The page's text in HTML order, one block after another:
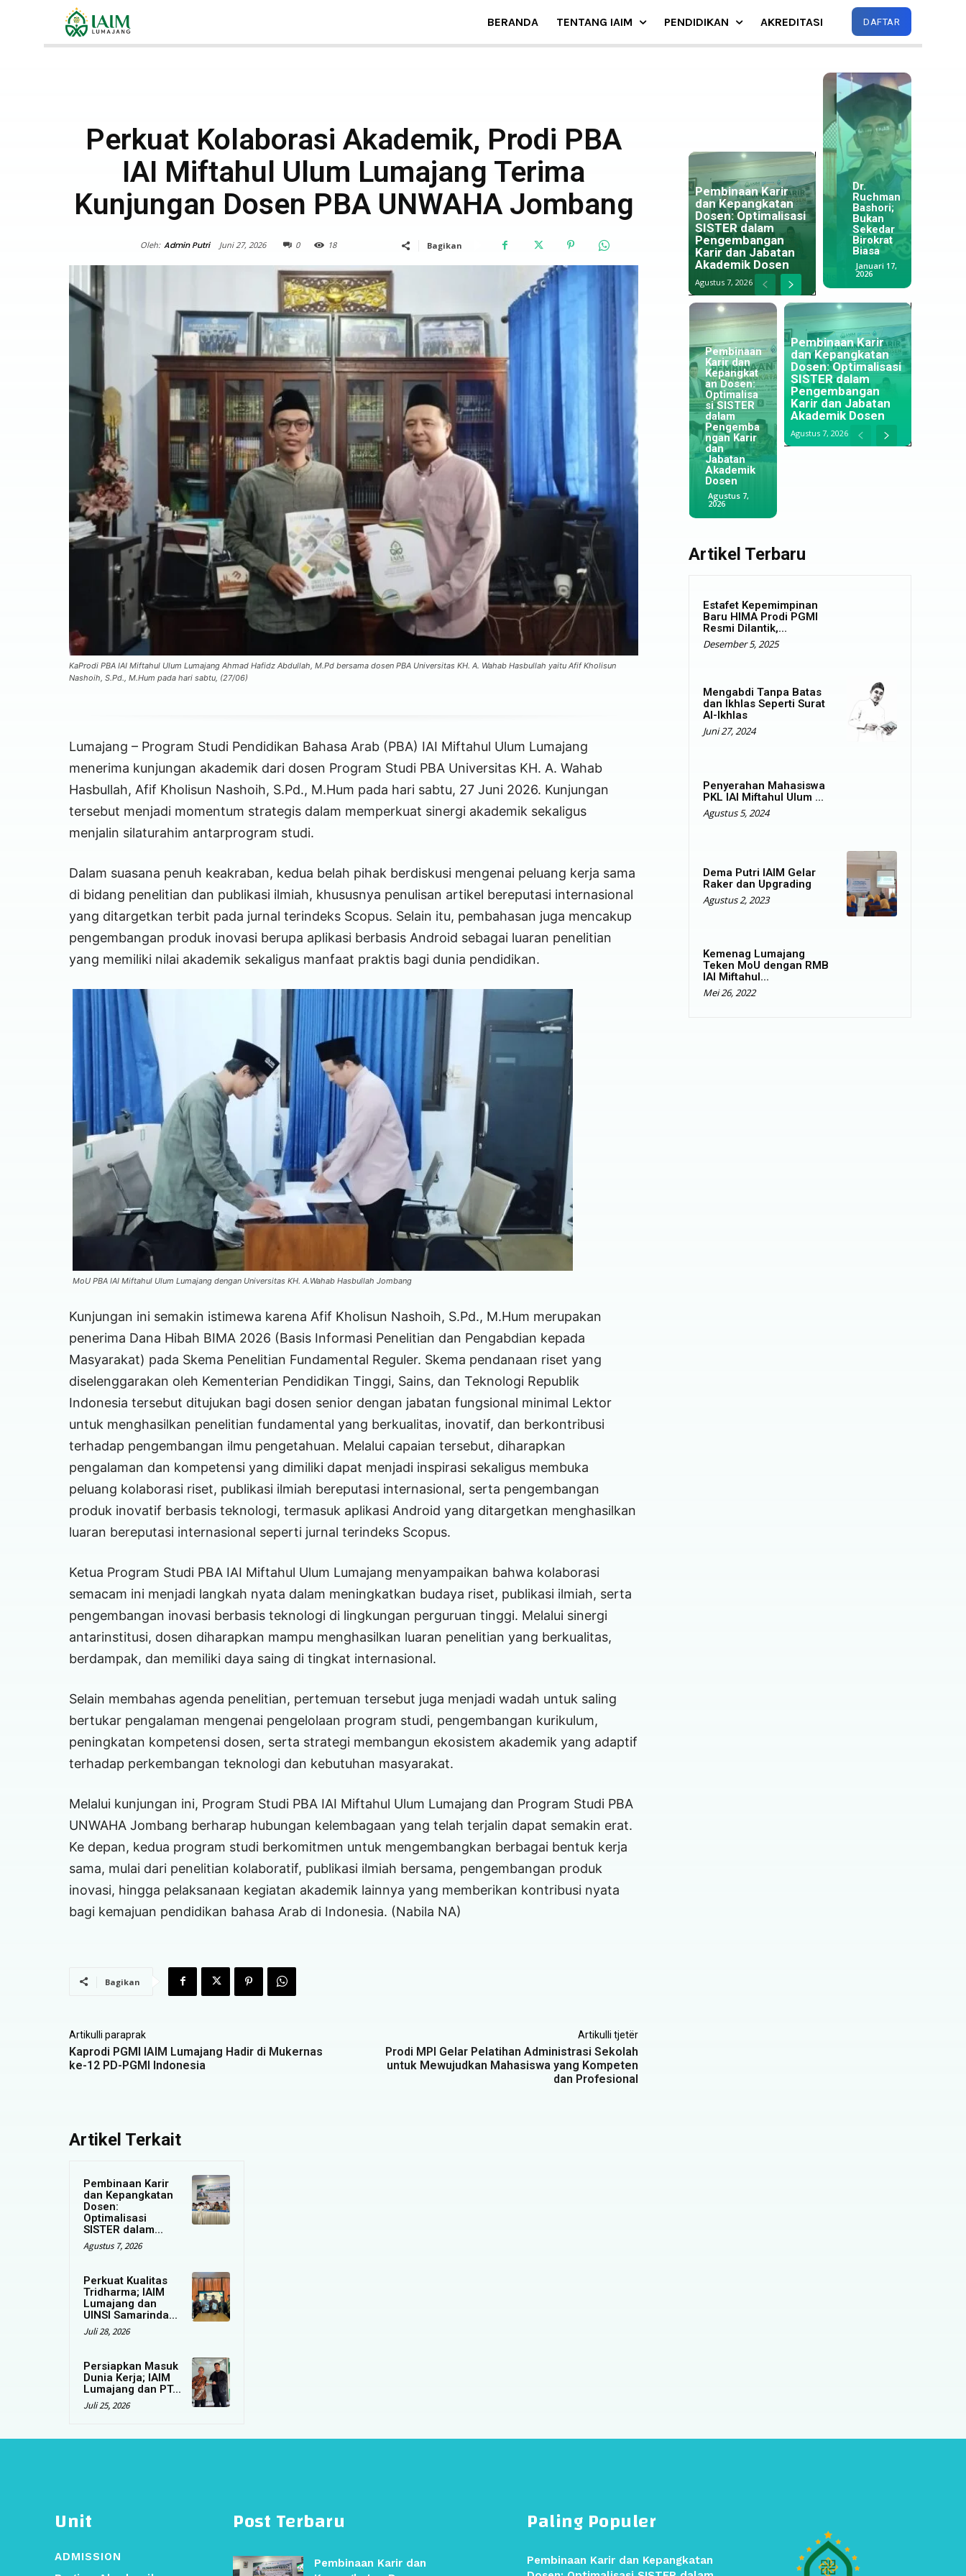
BERANDA TENTANG IAIM PENDIDIKAN AKREDITASI DAFTAR
Perkuat Kolaborasi Akademik, Prodi PBA
IAI Miftahul Ulum Lumajang Terima
Kunjungan Dosen PBA UNWAHA Jombang
Oleh: Admin Putri Juni 27, 2026 0 18 Bagikan
KaProdi PBA IAI Miftahul Ulum Lumajang Ahmad Hafidz Abdullah, M.Pd bersama dosen PBA Universitas KH. A. Wahab Hasbullah yaitu Afif Kholisun
Nashoih, S.Pd., M.Hum pada hari sabtu, (27/06)
Lumajang – Program Studi Pendidikan Bahasa Arab (PBA) IAI Miftahul Ulum Lumajang
menerima kunjungan akademik dari dosen Program Studi PBA Universitas KH. A. Wahab
Hasbullah, Afif Kholisun Nashoih, S.Pd., M.Hum pada hari sabtu, 27 Juni 2026. Kunjungan
tersebut menjadi momentum strategis dalam memperkuat sinergi akademik sekaligus
menjalin silaturahim antarprogram studi.
Dalam suasana penuh keakraban, kedua belah pihak berdiskusi mengenai peluang kerja sama
di bidang penelitian dan publikasi ilmiah, khususnya penulisan artikel bereputasi internasional
yang ditargetkan terbit pada jurnal terindeks Scopus. Selain itu, pembahasan juga mencakup
pengembangan produk inovasi berupa aplikasi berbasis Android sebagai luaran penelitian
yang memiliki nilai akademik sekaligus manfaat praktis bagi dunia pendidikan.
MoU PBA IAI Miftahul Ulum Lumajang dengan Universitas KH. A.Wahab Hasbullah Jombang
Kunjungan ini semakin istimewa karena Afif Kholisun Nashoih, S.Pd., M.Hum merupakan
penerima Dana Hibah BIMA 2026 (Basis Informasi Penelitian dan Pengabdian kepada
Masyarakat) pada Skema Penelitian Fundamental Reguler. Skema pendanaan riset yang
diselenggarakan oleh Kementerian Pendidikan Tinggi, Sains, dan Teknologi Republik
Indonesia tersebut ditujukan bagi dosen senior dengan jabatan fungsional minimal Lektor
untuk menghasilkan penelitian fundamental yang berkualitas, inovatif, dan berkontribusi
terhadap pengembangan ilmu pengetahuan. Melalui capaian tersebut, diharapkan
pengalaman dan kompetensi yang dimiliki dapat menjadi inspirasi sekaligus membuka
peluang kolaborasi riset, publikasi ilmiah bereputasi internasional, serta pengembangan
produk inovatif berbasis teknologi, termasuk aplikasi Android yang ditargetkan menghasilkan
luaran bereputasi internasional seperti jurnal terindeks Scopus.
Ketua Program Studi PBA IAI Miftahul Ulum Lumajang menyampaikan bahwa kolaborasi
semacam ini menjadi langkah nyata dalam meningkatkan budaya riset, publikasi ilmiah, serta
pengembangan inovasi berbasis teknologi di lingkungan perguruan tinggi. Melalui sinergi
antarinstitusi, dosen diharapkan mampu menghasilkan luaran penelitian yang berkualitas,
berdampak, dan memiliki daya saing di tingkat internasional.
Selain membahas agenda penelitian, pertemuan tersebut juga menjadi wadah untuk saling
bertukar pengalaman mengenai pengelolaan program studi, pengembangan kurikulum,
peningkatan kompetensi dosen, serta strategi membangun ekosistem akademik yang adaptif
terhadap perkembangan teknologi dan kebutuhan masyarakat.
Melalui kunjungan ini, Program Studi PBA IAI Miftahul Ulum Lumajang dan Program Studi PBA
UNWAHA Jombang berharap hubungan kelembagaan yang telah terjalin dapat semakin erat.
Ke depan, kedua program studi berkomitmen untuk mengembangkan berbagai bentuk kerja
sama, mulai dari penelitian kolaboratif, publikasi ilmiah bersama, pengembangan produk
inovasi, hingga pelaksanaan kegiatan akademik lainnya yang memberikan kontribusi nyata
bagi kemajuan pendidikan bahasa Arab di Indonesia. (Nabila NA)
Bagikan
Artikulli paraprak
Kaprodi PGMI IAIM Lumajang Hadir di Mukernas
ke-12 PD-PGMI Indonesia
Artikulli tjetër
Prodi MPI Gelar Pelatihan Administrasi Sekolah
untuk Mewujudkan Mahasiswa yang Kompeten
dan Profesional
Artikel Terkait
Pembinaan Karir
dan Kepangkatan
Dosen:
Optimalisasi
SISTER dalam...
Agustus 7, 2026
Perkuat Kualitas
Tridharma; IAIM
Lumajang dan
UINSI Samarinda...
Juli 28, 2026
Persiapkan Masuk
Dunia Kerja; IAIM
Lumajang dan PT...
Juli 25, 2026
Pembinaan Karir
dan Kepangkatan
Dosen: Optimalisasi
SISTER dalam
Pengembangan
Karir dan Jabatan
Akademik Dosen
Agustus 7, 2026
Lembong
Effect
Miftahul
Lumajang
Mengikuti
Rapat
Nasional
(RAKERNA
Jakarta.
September 8,
BNN Ajak
Maba IAI
Miftahul
Ulum
Menjadi
Penggerak
Anti
Narkoba
September 6,
2022
Ruchman
Bashori;
Bukan
Sekedar
Birokrat
Biasa
Januari 17,
2026
Pembinaan
an Dosen:
si SISTER
ngan Karir
dan
Jabatan
Akademik
Dosen
Agustus 7,
2026
Membentu
Tanggung
Kepenguru
Asrama di
Pondok
Pesantren
Syaichona
Menapaki
Langkah di
Negeri
Jiran:
Jejak
Alumni
IAIM
Lumajang
yang
Menjaga
Tradisi
Pesantren
di
Agustus 5,
Optimalisa
si
Pengawas
an Ibadah
untuk
Meningkat
Pembinaan Karir
dan Kepangkatan
Dosen: Optimalisasi
SISTER dalam
Pengembangan
Karir dan Jabatan
Akademik Dosen
Agustus 7, 2026
Artikel Terbaru
Estafet Kepemimpinan
Baru HIMA Prodi PGMI
Resmi Dilantik,...
Desember 5, 2025
Mengabdi Tanpa Batas
dan Ikhlas Seperti Surat
Al-Ikhlas
Juni 27, 2024
Penyerahan Mahasiswa
PKL IAI Miftahul Ulum ...
Agustus 5, 2024
Dema Putri IAIM Gelar
Raker dan Upgrading
Agustus 2, 2023
Kemenag Lumajang
Teken MoU dengan RMB
IAI Miftahul...
Mei 26, 2022
Unit
ADMISSION
Post Terbaru
Pembinaan Karir dan
Paling Populer
Pembinaan Karir dan Kepangkatan